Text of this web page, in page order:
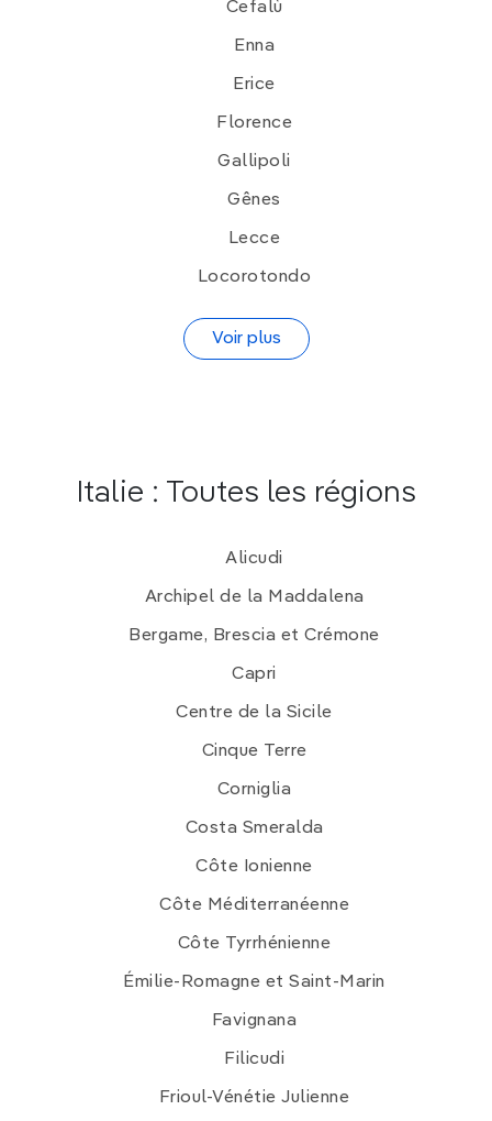
Cefalù
Enna
Erice
Florence
Gallipoli
Gênes
Lecce
Locorotondo
Voir plus
Italie : Toutes les régions
Alicudi
Archipel de la Maddalena
Bergame, Brescia et Crémone
Capri
Centre de la Sicile
Cinque Terre
Corniglia
Costa Smeralda
Côte Ionienne
Côte Méditerranéenne
Côte Tyrrhénienne
Émilie-Romagne et Saint-Marin
Favignana
Filicudi
Frioul-Vénétie Julienne